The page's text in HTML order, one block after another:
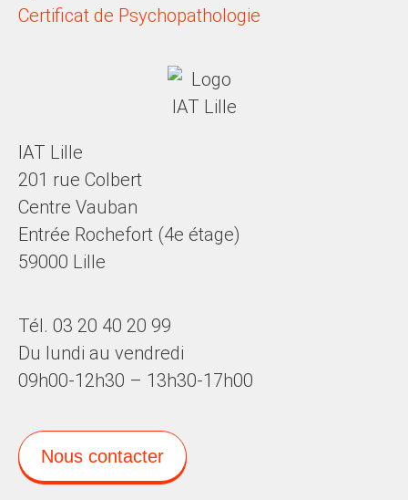
Certificat de Psychopathologie
IAT Lille
201 rue Colbert
Centre Vauban
Entrée Rochefort (4e étage)
59000 Lille
Tél. 03 20 40 20 99
Du lundi au vendredi
09h00-12h30 – 13h30-17h00
Nous contacter